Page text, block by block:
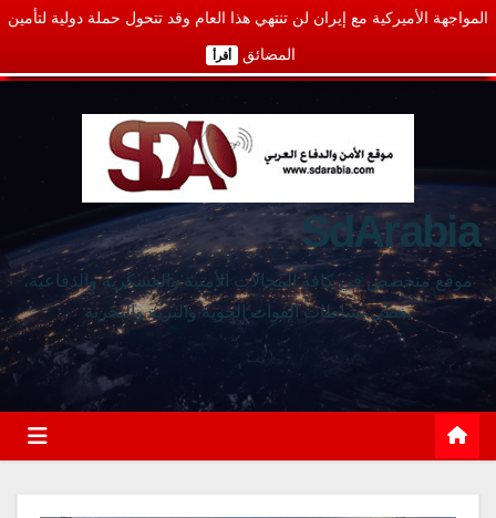
المواجهة الأميركية مع إيران لن تنتهي هذا العام وقد تتحول حملة دولية لتأمين
المضائق أقرأ
SdArabia
موقع متخصص في كافة المجالات الأمنية والعسكرية والدفاعية،
يغطي نشاطات القوات الجوية والبرية والبحرية